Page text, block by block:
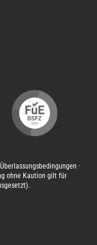
·
ohne Kaution gilt für